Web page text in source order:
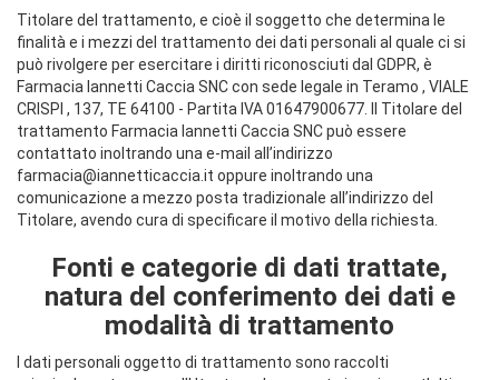
Titolare del trattamento, e cioè il soggetto che determina le
finalità e i mezzi del trattamento dei dati personali al quale ci si
può rivolgere per esercitare i diritti riconosciuti dal GDPR, è
Farmacia Iannetti Caccia SNC con sede legale in Teramo , VIALE
CRISPI , 137, TE 64100 - Partita IVA 01647900677. Il Titolare del
trattamento Farmacia Iannetti Caccia SNC può essere
contattato inoltrando una e-mail all’indirizzo
farmacia@iannetticaccia.it oppure inoltrando una
comunicazione a mezzo posta tradizionale all’indirizzo del
Titolare, avendo cura di specificare il motivo della richiesta.
Fonti e categorie di dati trattate,
natura del conferimento dei dati e
modalità di trattamento
I dati personali oggetto di trattamento sono raccolti